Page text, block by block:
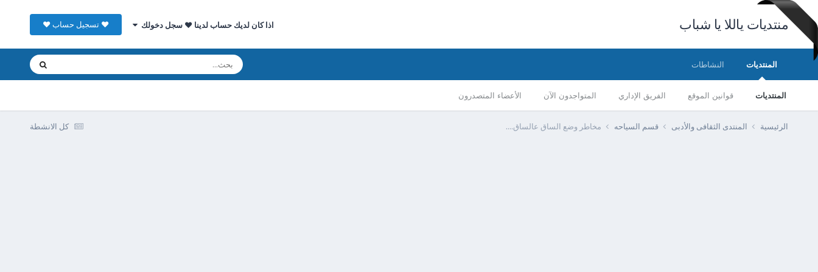
منتديات ياللا يا شباب اذا كان لديك حساب لدينا ♥ سجل دخولك ♥ تسجيل حساب ♥
المنتديات
المنتديات قوانين الموقع الفريق الإداري المتواجدون الآن الأعضاء المتصدرون
النشاطات
كل الانشطة الرئيسية المنتدى الثقافى والأدبى قسم السياحه مخاطر وضع الساق عالساق....